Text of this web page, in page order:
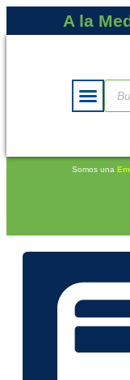
A la
Somos una